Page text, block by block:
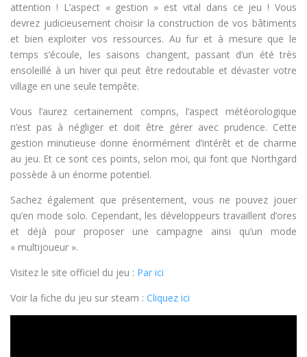
attention ! L’aspect « gestion » est vital dans ce jeu ! Vous
devrez judicieusement choisir la construction de vos bâtiments
et bien exploiter vos ressources. Au fur et à mesure que le
temps s’écoule, les saisons changent, passant d’un été très
ensoleillé à un hiver qui peut être redoutable et dévaster votre
village en une seule tempête.
Vous l’aurez certainement compris, l’aspect météorologique
n’est pas à négliger et doit être gérer avec prudence. Cette
gestion minutieuse donne énormément d’intérêt et de charme
au jeu. Et ce sont ces points, selon moi, qui font que Northgard
possède à un énorme potentiel.
Sachez également que présentement, vous ne pouvez jouer
qu’en mode solo. Cependant, les développeurs travaillent d’ores
et déjà pour proposer une campagne ainsi qu’un mode
« multijoueur ».
Visitez le site officiel du jeu : Par ici
Voir la fiche du jeu sur steam : Cliquez ici